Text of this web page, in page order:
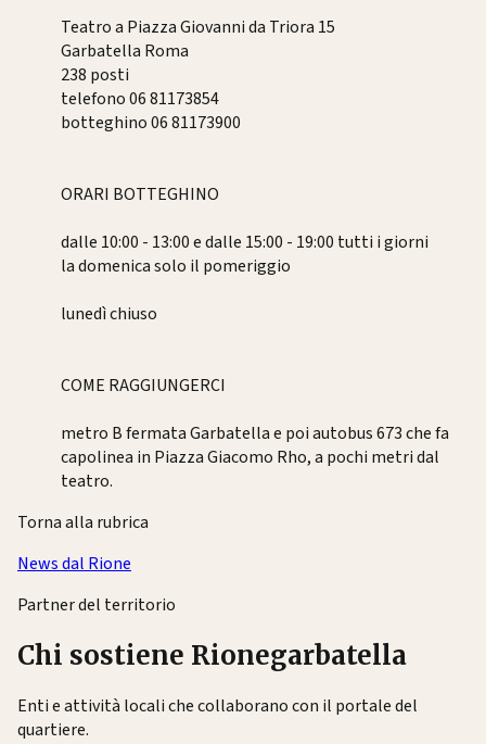
Teatro a Piazza Giovanni da Triora 15
Garbatella Roma
238 posti
telefono 06 81173854
botteghino 06 81173900
ORARI BOTTEGHINO
dalle 10:00 - 13:00 e dalle 15:00 - 19:00 tutti i giorni
la domenica solo il pomeriggio
lunedì chiuso
COME RAGGIUNGERCI
metro B fermata Garbatella e poi autobus 673 che fa
capolinea in Piazza Giacomo Rho, a pochi metri dal
teatro.
Torna alla rubrica
News dal Rione
Partner del territorio
Chi sostiene Rionegarbatella
Enti e attività locali che collaborano con il portale del
quartiere.